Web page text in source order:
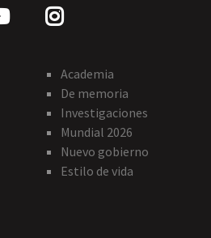
Academia
De memoria
Investigaciones
Mundial 2026
Nuevo gobierno
Estilo de vida